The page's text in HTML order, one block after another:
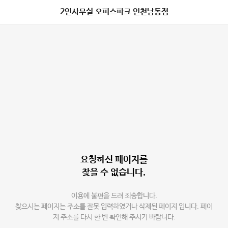
2인사무실 오피스파크 인천남동점
요청하신 페이지를
찾을 수 없습니다.
이용에 불편을 드려 죄송합니다.
찾으시는 페이지는 주소를 잘못 입력하였거나 삭제된 페이지 입니다. 페이
지 주소를 다시 한 번 확인해 주시기 바랍니다.